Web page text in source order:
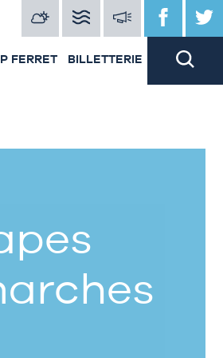
FERRET BILLETTERIE